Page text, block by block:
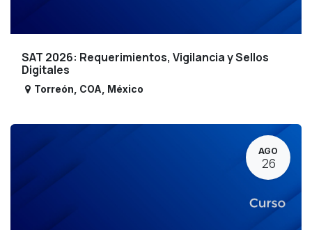
SAT 2026: Requerimientos, Vigilancia y Sellos
Digitales
Torreón COA México
AGO
26